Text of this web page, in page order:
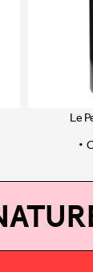
Le